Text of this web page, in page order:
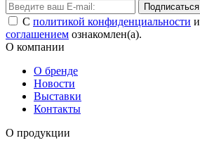
Подписаться
С политикой конфиденциальности и
соглашением ознакомлен(а).
О компании
О бренде
Новости
Выставки
Контакты
О продукции